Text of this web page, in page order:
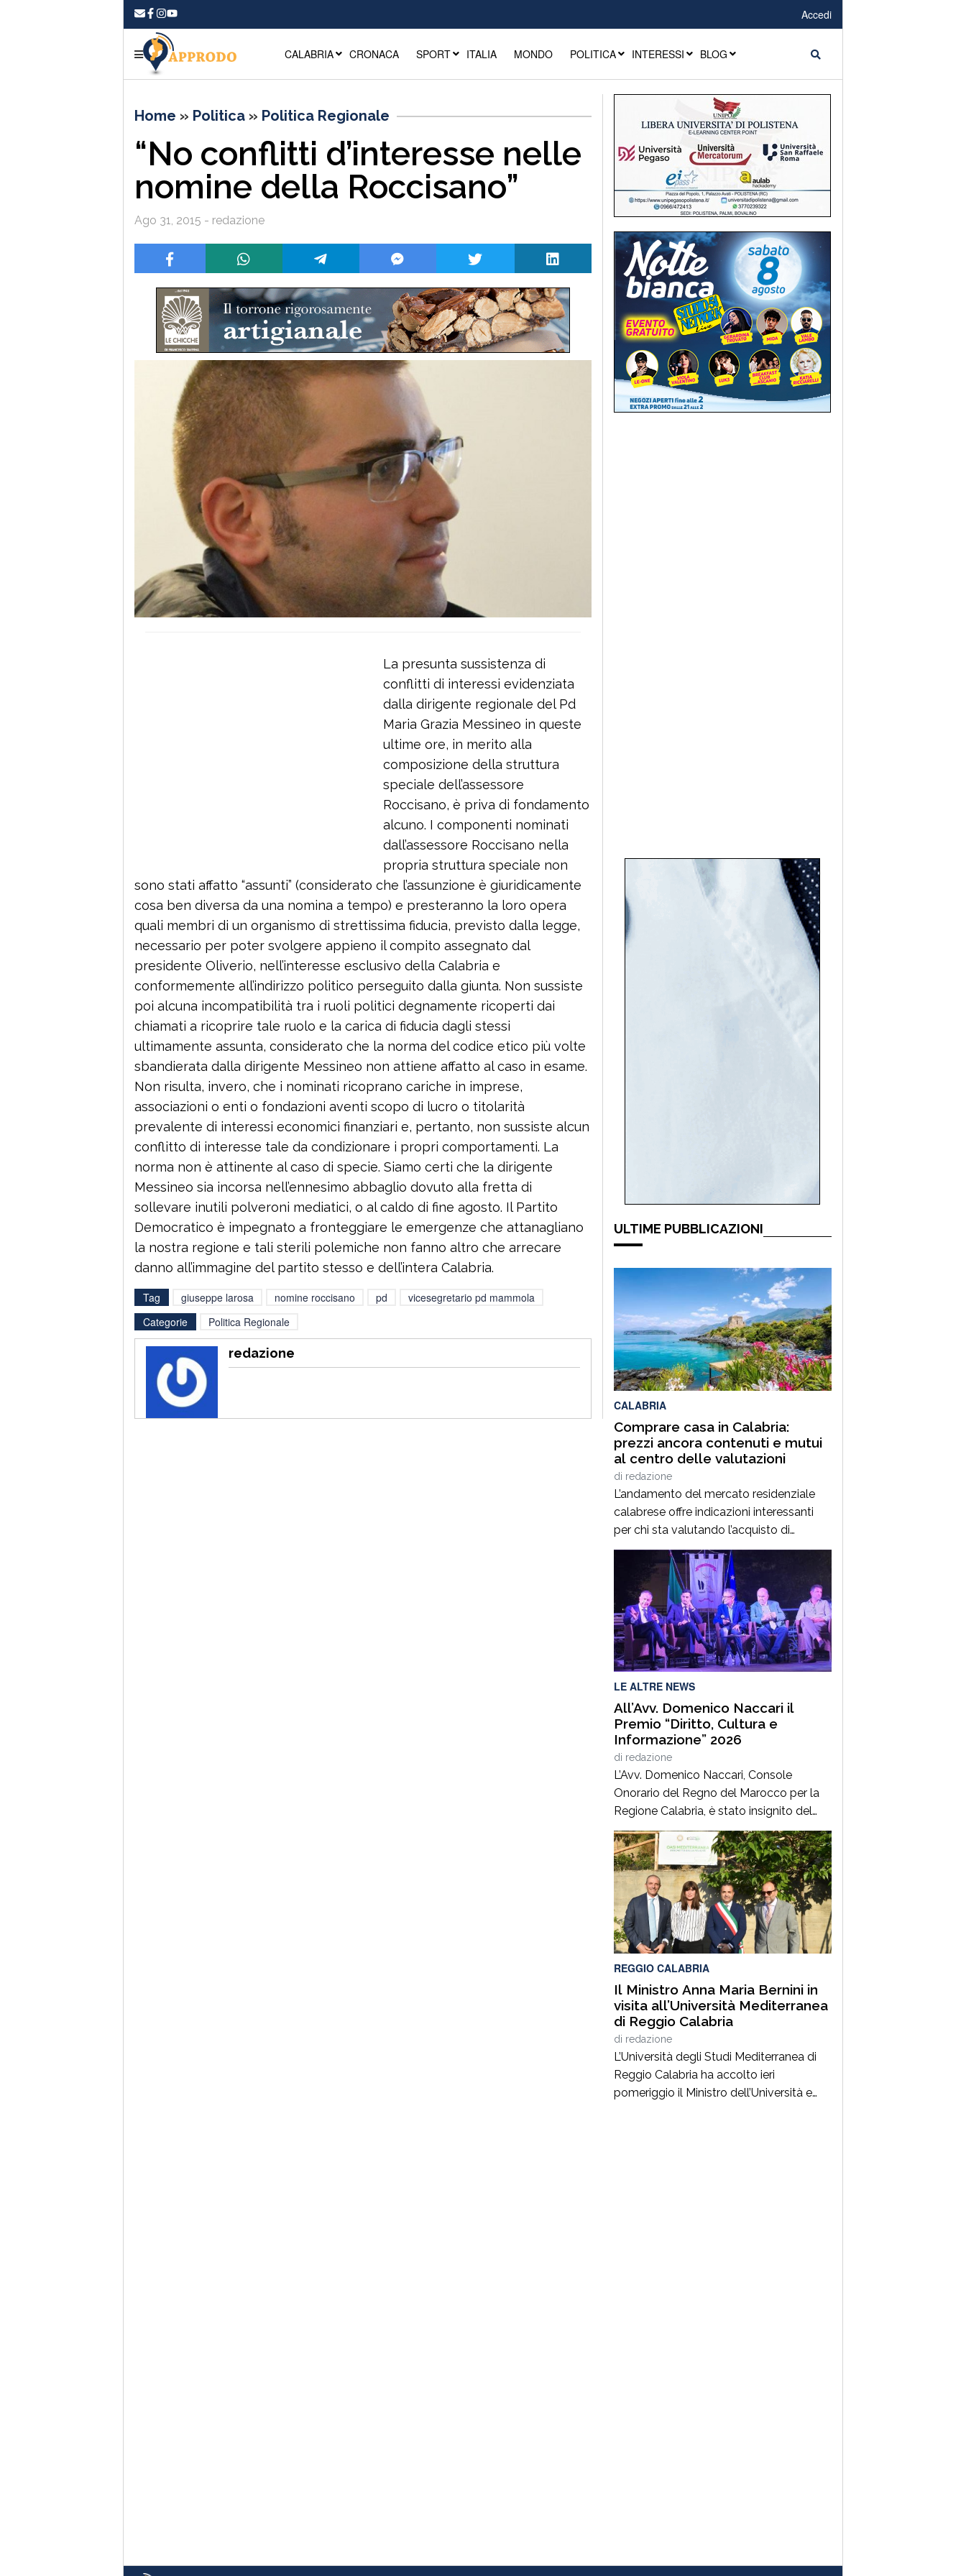
Accedi
CALABRIA CRONACA SPORT ITALIA MONDO POLITICA INTERESSI BLOG
Home » Politica » Politica Regionale
“No conflitti d’interesse nelle
nomine della Roccisano”
Ago 31, 2015 - redazione
La presunta sussistenza di
conflitti di interessi evidenziata
dalla dirigente regionale del Pd
Maria Grazia Messineo in queste
ultime ore, in merito alla
composizione della struttura
speciale dell’assessore
Roccisano, è priva di fondamento
alcuno. I componenti nominati
dall’assessore Roccisano nella
propria struttura speciale non
sono stati affatto “assunti” (considerato che l’assunzione è giuridicamente
cosa ben diversa da una nomina a tempo) e presteranno la loro opera
quali membri di un organismo di strettissima fiducia, previsto dalla legge,
necessario per poter svolgere appieno il compito assegnato dal
presidente Oliverio, nell’interesse esclusivo della Calabria e
conformemente all’indirizzo politico perseguito dalla giunta. Non sussiste
poi alcuna incompatibilità tra i ruoli politici degnamente ricoperti dai
chiamati a ricoprire tale ruolo e la carica di fiducia dagli stessi
ultimamente assunta, considerato che la norma del codice etico più volte
sbandierata dalla dirigente Messineo non attiene affatto al caso in esame.
Non risulta, invero, che i nominati ricoprano cariche in imprese,
associazioni o enti o fondazioni aventi scopo di lucro o titolarità
prevalente di interessi economici finanziari e, pertanto, non sussiste alcun
conflitto di interesse tale da condizionare i propri comportamenti. La
norma non è attinente al caso di specie. Siamo certi che la dirigente
Messineo sia incorsa nell’ennesimo abbaglio dovuto alla fretta di
sollevare inutili polveroni mediatici, o al caldo di fine agosto. Il Partito
Democratico è impegnato a fronteggiare le emergenze che attanagliano
la nostra regione e tali sterili polemiche non fanno altro che arrecare
danno all’immagine del partito stesso e dell’intera Calabria.
Tag giuseppe larosa nomine roccisano pd
vicesegretario pd mammola
Categorie
Politica Regionale
redazione
ULTIME PUBBLICAZIONI
CALABRIA
Comprare casa in Calabria:
prezzi ancora contenuti e mutui
al centro delle valutazioni
di redazione
L’andamento del mercato residenziale
calabrese offre indicazioni interessanti
per chi sta valutando l’acquisto di
un’abitazione. Secondo gli ultimi dati
diffusi da Immobiliare.it, a giugno 2026 il
prezzo medio richiesto per gli immobili
residenziali in Calabria si attesta intorno
ai 961 euro al metro quadrato,
confermando valori tra i più contenuti a
livello nazionale. Per chi […]
LE ALTRE NEWS
All’Avv. Domenico Naccari il
Premio “Diritto, Cultura e
Informazione” 2026
di redazione
L’Avv. Domenico Naccari, Console
Onorario del Regno del Marocco per la
Regione Calabria, è stato insignito del
prestigioso Premio “Diritto, Cultura e
Informazione”, giunto alla IV edizione,
promosso dal Consiglio dell’Ordine degli
Avvocati di Palmi, dall’AIGA –
Associazione Italiana Giovani Avvocati –
Sezione di Palmi e dall’ONDIF –
Osservatorio Nazionale sul Diritto di
Famiglia – […]
REGGIO CALABRIA
Il Ministro Anna Maria Bernini in
visita all’Università Mediterranea
di Reggio Calabria
di redazione
L’Università degli Studi Mediterranea di
Reggio Calabria ha accolto ieri
pomeriggio il Ministro dell’Università e